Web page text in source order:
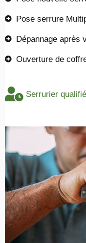
Pose serrure
Dépannage après
Ouverture de
Serrurier